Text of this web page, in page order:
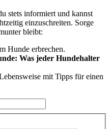
stets informiert und kannst
einzuschreiten. Sorge
bleibt:
Hunde erbrechen.
Was jeder Hundehalter
mit Tipps für einen